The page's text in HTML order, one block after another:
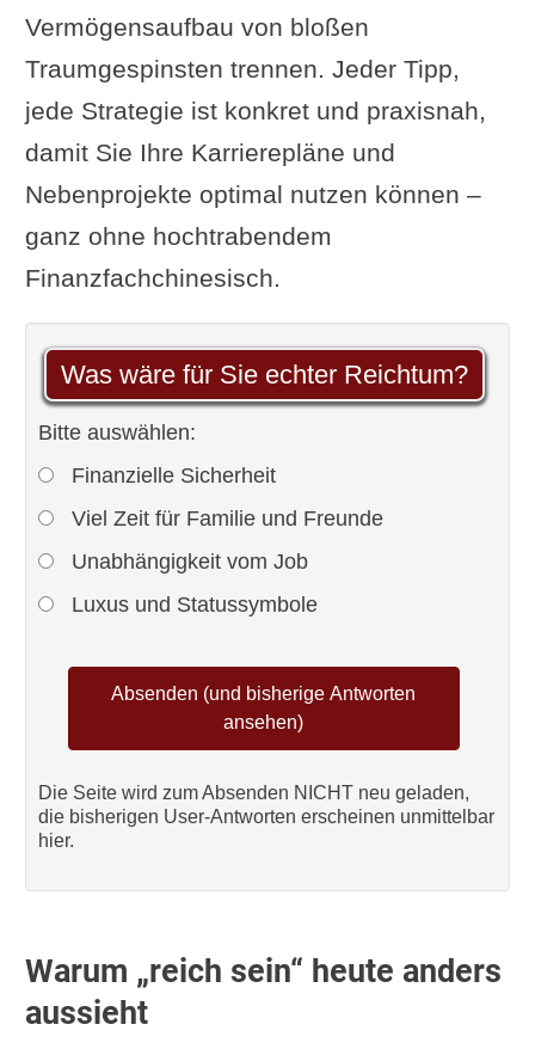
Vermögensaufbau von bloßen
Traumgespinsten trennen. Jeder Tipp,
jede Strategie ist konkret und praxisnah,
damit Sie Ihre Karrierepläne und
Nebenprojekte optimal nutzen können –
ganz ohne hochtrabendem
Finanzfachchinesisch.
Was wäre für Sie echter Reichtum?
Bitte auswählen:
Finanzielle Sicherheit
Viel Zeit für Familie und Freunde
Unabhängigkeit vom Job
Luxus und Statussymbole
Die Seite wird zum Absenden NICHT neu geladen,
die bisherigen User-Antworten erscheinen unmittelbar
hier.
Warum „reich sein“ heute anders
aussieht